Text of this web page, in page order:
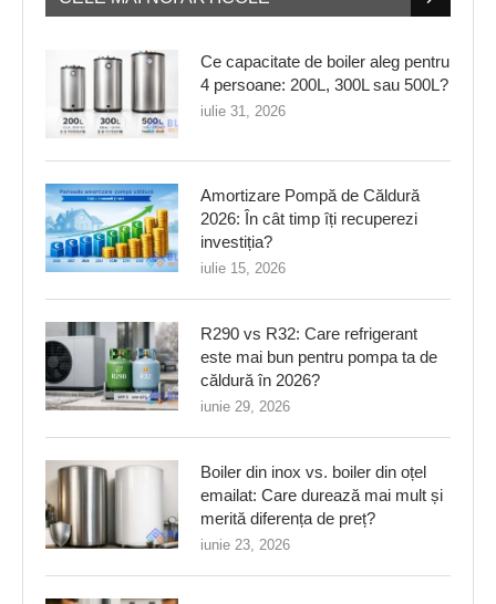
Ce capacitate de boiler aleg pentru
4 persoane: 200L, 300L sau 500L?
iulie 31, 2026
Amortizare Pompă de Căldură
2026: În cât timp îți recuperezi
investiția?
iulie 15, 2026
R290 vs R32: Care refrigerant
este mai bun pentru pompa ta de
căldură în 2026?
iunie 29, 2026
Boiler din inox vs. boiler din oțel
emailat: Care durează mai mult și
merită diferența de preț?
iunie 23, 2026